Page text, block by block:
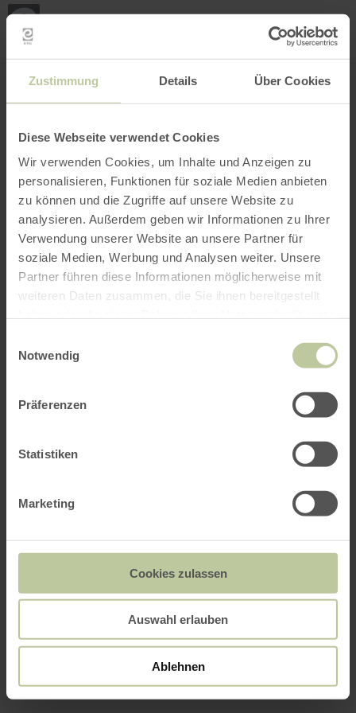
Zustimmung Details Über Cookies
Diese Webseite verwendet Cookies
Wir verwenden Cookies, um Inhalte und Anzeigen zu
personalisieren, Funktionen für soziale Medien anbieten
zu können und die Zugriffe auf unsere Website zu
analysieren. Außerdem geben wir Informationen zu Ihrer
Verwendung unserer Website an unsere Partner für
soziale Medien, Werbung und Analysen weiter. Unsere
Partner führen diese Informationen möglicherweise mit
weiteren Daten zusammen, die Sie ihnen bereitgestellt
Notwendig
Präferenzen
Statistiken
Marketing
Cookies zulassen
Auswahl erlauben
Ablehnen
INTERACTIVE MAP
my
Open filter